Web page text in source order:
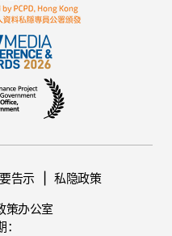
告示
私隐政策
策办公室